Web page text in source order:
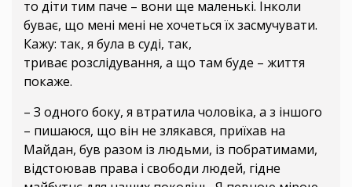
то діти тим паче – вони ще маленькі. Інколи
буває, що мені мені не хочеться їх засмучувати.
Кажу: так, я була в суді, так,
триває розслідування, а що там буде – життя
покаже.
– З одного боку, я втратила чоловіка, а з іншого
– пишаюся, що він не злякався, приїхав на
Майдан, був разом із людьми, із побратимами,
відстоював права і свободи людей, гідне